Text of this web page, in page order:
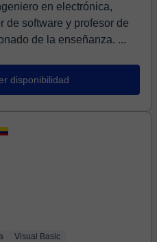
en electrónica,
de software y profesor de
de la enseñanza. ...
disponibilidad
Visual Basic